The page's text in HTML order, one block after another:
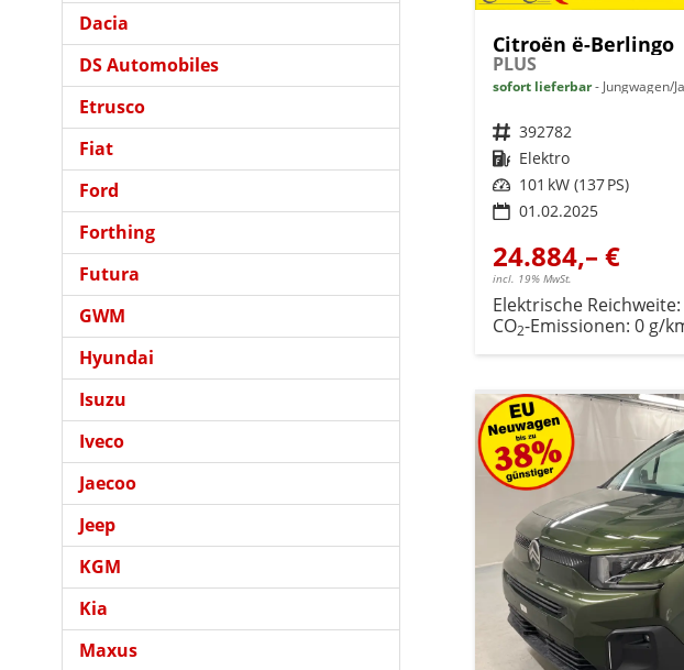
Citroën ë-Berlingo
PLUS
sofort lieferbar Jungwagen/
Fahrzeugnr. 392782
Kraftstoff Elektro
Leistung 101 kW (137 PS)
01.02.2025
24.884,– €
incl. 19% MwSt.
Elektrische Reichweite:
CO2-Emissionen: 0 g/
Dacia
DS Automobiles
Etrusco
Fiat
Ford
Forthing
Futura
GWM
Hyundai
Isuzu
Iveco
Jaecoo
Jeep
KGM
Kia
Maxus